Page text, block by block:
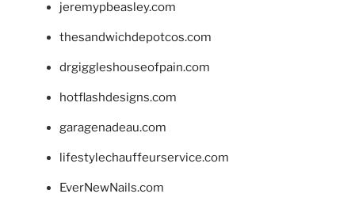
jeremypbeasley.com
thesandwichdepotcos.com
drgiggleshouseofpain.com
hotflashdesigns.com
garagenadeau.com
lifestylechauffeurservice.com
EverNewNails.com